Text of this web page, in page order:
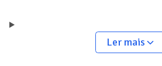
Ler mais